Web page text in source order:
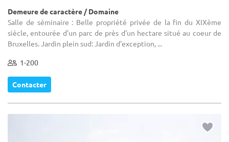
Demeure de caractère / Domaine
Salle de séminaire : Belle propriété privée de la fin du XIXème
siècle, entourée d'un parc de près d'un hectare situé au coeur de
Bruxelles. Jardin plein sud: Jardin d'exception, ...
1-200
Contacter